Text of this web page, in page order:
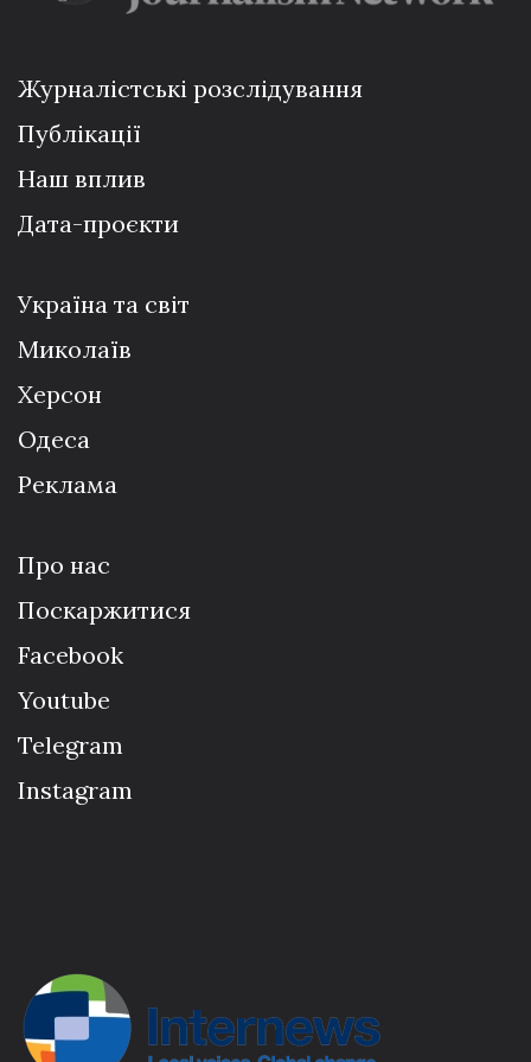
Журналістські розслідування
Публікації
Наш вплив
Дата-проєкти
Україна та світ
Миколаїв
Херсон
Одеса
Реклама
Про нас
Поскаржитися
Facebook
Youtube
Telegram
Instagram